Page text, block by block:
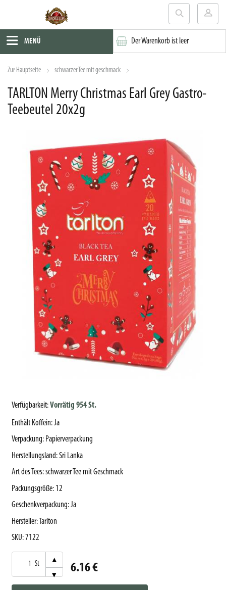
MENÜ Der Warenkorb ist leer
Zur Hauptseite schwarzer Tee mit geschmack
TARLTON Merry Christmas Earl Grey Gastro-
Teebeutel 20x2g
6.16 €
St
▾
▾
Verfügbarkeit:Vorrätig 954 St.
Enthält Koffein:Ja
Verpackung: Papierverpackung
Herstellungsland:Sri Lanka
Art des Tees:schwarzer Tee mit Geschmack
Packungsgröße: 12
Geschenkverpackung:Ja
Hersteller:Tarlton
SKU: 7122